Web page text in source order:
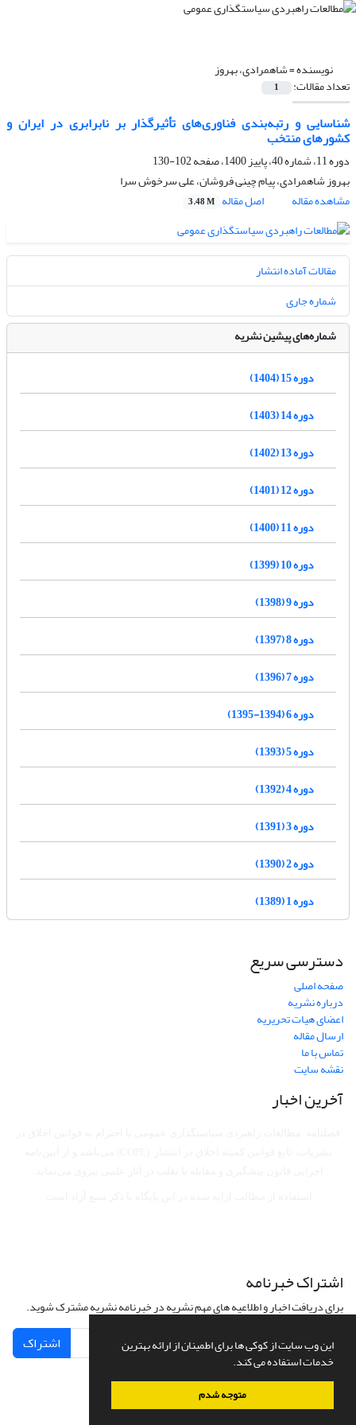
این وب سایت از کوکی ها برای اطمینان از ارائه بهترین
خدمات استفاده می کند.
متوجه شدم
نویسنده =شاهمرادی، بهروز
تعداد مقالات: 1
شناسایی و رتبه‌بندی فناوری‌های تأثیرگذار بر نابرابری در ایران و
کشورهای منتخب
دوره 11، شماره 40، پاییز 1400، صفحه
102-130
بهروز شاهمرادی، پیام چینی فروشان، علی سرخوش سرا
مشاهده مقاله
اصل مقاله 3.48 M
مقالات آماده انتشار
شماره جاری
شماره‌های پیشین نشریه
دوره 15 (1404)
دوره 14 (1403)
دوره 13 (1402)
دوره 12 (1401)
دوره 11 (1400)
دوره 10 (1399)
دوره 9 (1398)
دوره 8 (1397)
دوره 7 (1396)
دوره 6 (1394-1395)
دوره 5 (1393)
دوره 4 (1392)
دوره 3 (1391)
دوره 2 (1390)
دوره 1 (1389)
دسترسی سریع
صفحه اصلی
درباره نشریه
اعضای هیات تحریریه
ارسال مقاله
تماس با ما
نقشه سایت
آخرین اخبار
اشتراک خبرنامه
برای دریافت اخبار و اطلاعیه های مهم نشریه در خبرنامه نشریه مشترک شوید.
اشتراک
سامانه مدیریت نشریات علمی.طراحی و پیاده سازی ازسیناوب